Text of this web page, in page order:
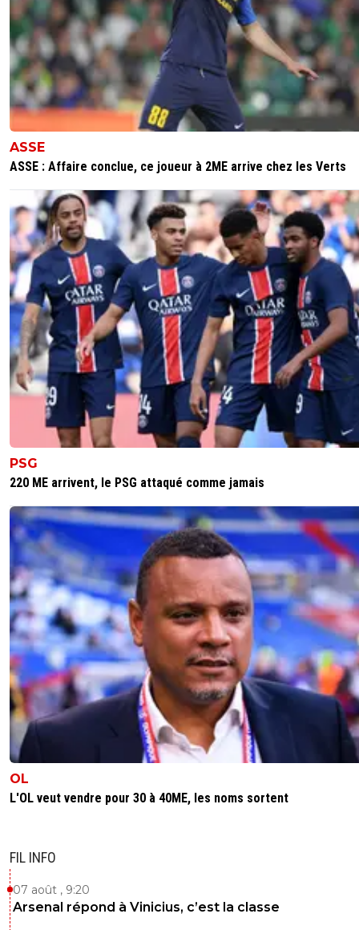
ASSE
ASSE : Affaire conclue, ce joueur à 2ME arrive chez les Verts
PSG
220 ME arrivent, le PSG attaqué comme jamais
OL
L'OL veut vendre pour 30 à 40ME, les noms sortent
FIL INFO
07 août , 9:20
Arsenal répond à Vinicius, c’est la classe